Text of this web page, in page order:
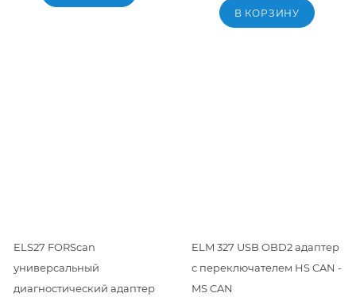
В КОРЗИНУ
ELS27 FORScan
универсальный
диагностический адаптер
ELM 327 USB OBD2 адаптер
с переключателем HS CAN -
MS CAN